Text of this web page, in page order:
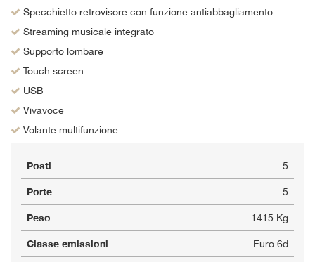
Specchietto retrovisore con funzione antiabbagliamento
Streaming musicale integrato
Supporto lombare
Touch screen
USB
Vivavoce
Volante multifunzione
Posti 5
Porte 5
Peso 1415 Kg
Classe emissioni Euro 6d